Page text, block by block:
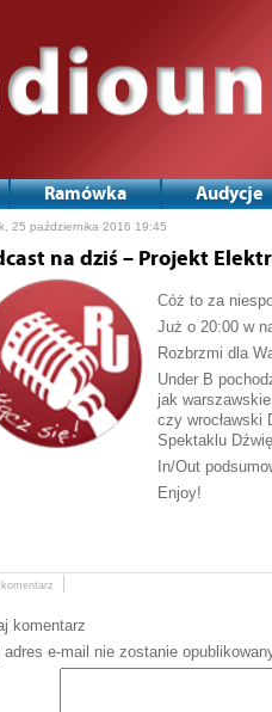
Ramówka Audycje
25 października 2016 19:45
na dziś – Projekt
Cóż to za
Już o 20:00 w
Rozbrzmi dla
Under B
jak
czy wrocławski
Spektaklu
In/Out
Enjoy!
komentarz
adres e-mail nie zostanie